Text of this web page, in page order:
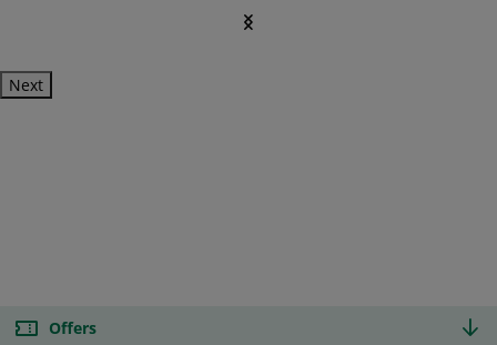
Next
Offers